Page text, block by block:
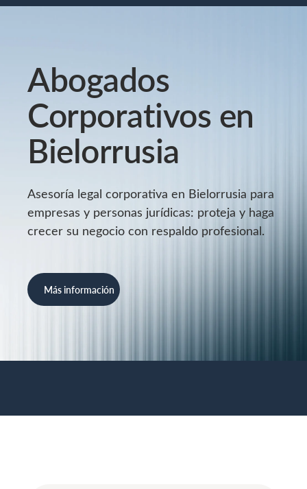
Abogados
Corporativos en
Bielorrusia
Asesoría legal corporativa en Bielorrusia para
empresas y personas jurídicas: proteja y haga
crecer su negocio con respaldo profesional.
Más información